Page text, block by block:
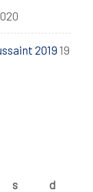
2019 19
s
d